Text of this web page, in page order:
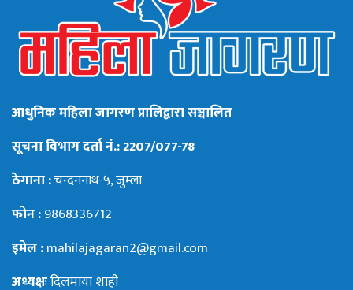
आधुनिक महिला जागरण प्रालिद्वारा सञ्चालित
सूचना विभाग दर्ता नं.: 2207/077-78
ठेगाना :चन्दननाथ-५, जुम्ला
फोन :9868336712
इमेल :mahilajagaran2@gmail.com
अध्यक्षःदिलमाया शाही